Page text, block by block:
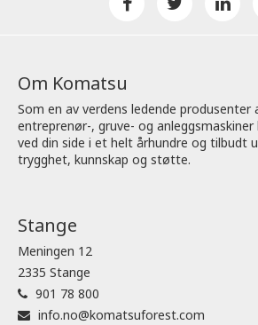
Om Komatsu
Som en av verdens ledende produsenter
entreprenør-, gruve- og
ved din side i et helt århundre og tilbudt
trygghet, kunnskap og støtte.
Stange
Meningen 12
2335 Stange
901 78 800
info.no@komatsuforest.com